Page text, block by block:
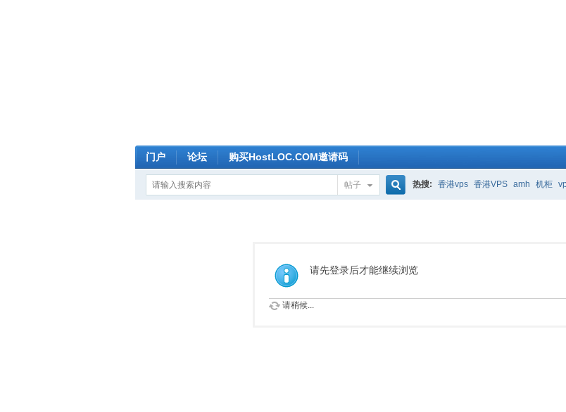
门户 论坛 购买HostLOC.COM邀请码
帖子
索
热搜: 香港vps 香港VPS amh 机柜
请先登录后才能继续浏览
请稍候...